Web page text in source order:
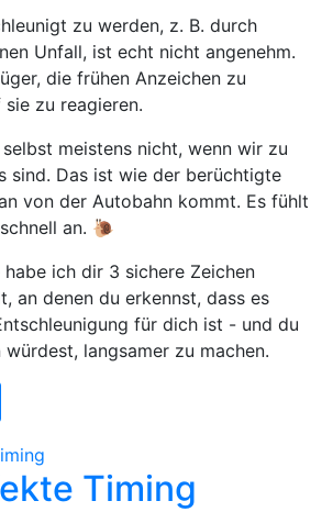
zu werden, z. B. durch
Unfall, ist echt nicht angenehm.
die frühen Anzeichen zu
zu reagieren.
meistens nicht, wenn wir zu
sind. Das ist wie der berüchtigte
von der Autobahn kommt. Es fühlt
an. 🐌
ich dir 3 sichere Zeichen
an denen du erkennst, dass es
für dich ist - und du
langsamer zu machen.
Timing